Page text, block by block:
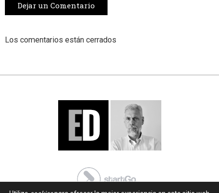
Dejar un Comentario
Los comentarios están cerrados